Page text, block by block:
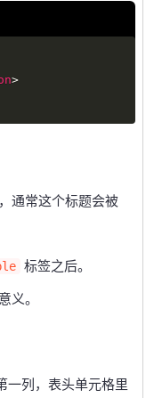
>
通常这个标题会被
标签之后。
义。
一列，表头单元格里